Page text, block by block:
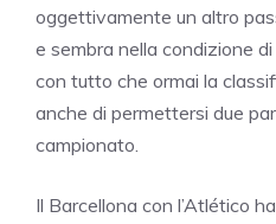
oggettivamente un altro
e sembra nella condizione
con tutto che ormai la
anche di permettersi due
campionato.
Il Barcellona con l’Atlético